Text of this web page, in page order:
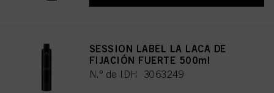
SESSION LABEL LA LACA DE
FIJACIÓN FUERTE 500ml
N.º de IDH 3063249